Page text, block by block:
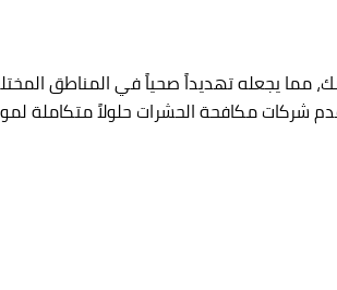
يجعله تهديداً صحياً في المناطق
شركات مكافحة الحشرات حلولاً متكاملة